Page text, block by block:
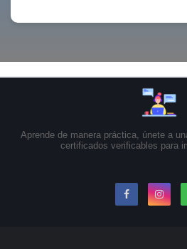
Aprende de manera práctica, únete a
certificados verificables para